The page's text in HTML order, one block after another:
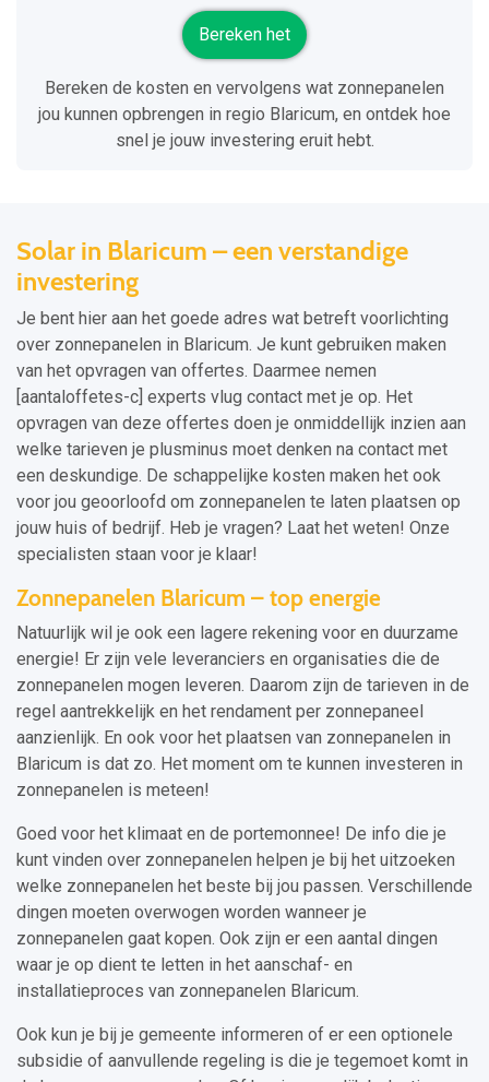
Bereken het
Bereken de kosten en vervolgens wat zonnepanelen
jou kunnen opbrengen in regio Blaricum, en ontdek hoe
snel je jouw investering eruit hebt.
Solar in Blaricum – een verstandige
investering
Je bent hier aan het goede adres wat betreft voorlichting
over zonnepanelen in Blaricum. Je kunt gebruiken maken
van het opvragen van offertes. Daarmee nemen
[aantaloffetes-c] experts vlug contact met je op. Het
opvragen van deze offertes doen je onmiddellijk inzien aan
welke tarieven je plusminus moet denken na contact met
een deskundige. De schappelijke kosten maken het ook
voor jou geoorloofd om zonnepanelen te laten plaatsen op
jouw huis of bedrijf. Heb je vragen? Laat het weten! Onze
specialisten staan voor je klaar!
Zonnepanelen Blaricum – top energie
Natuurlijk wil je ook een lagere rekening voor en duurzame
energie! Er zijn vele leveranciers en organisaties die de
zonnepanelen mogen leveren. Daarom zijn de tarieven in de
regel aantrekkelijk en het rendament per zonnepaneel
aanzienlijk. En ook voor het plaatsen van zonnepanelen in
Blaricum is dat zo. Het moment om te kunnen investeren in
zonnepanelen is meteen!
Goed voor het klimaat en de portemonnee! De info die je
kunt vinden over zonnepanelen helpen je bij het uitzoeken
welke zonnepanelen het beste bij jou passen. Verschillende
dingen moeten overwogen worden wanneer je
zonnepanelen gaat kopen. Ook zijn er een aantal dingen
waar je op dient te letten in het aanschaf- en
installatieproces van zonnepanelen Blaricum.
Ook kun je bij je gemeente informeren of er een optionele
subsidie of aanvullende regeling is die je tegemoet komt in